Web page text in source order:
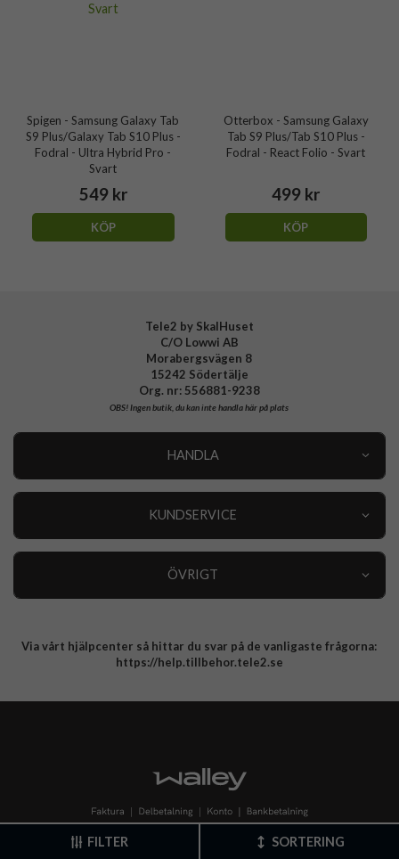
Spigen - Samsung Galaxy Tab
S9 Plus/Galaxy Tab S10 Plus -
Fodral - Ultra Hybrid Pro -
Svart
549 kr
KÖP
Otterbox - Samsung Galaxy
Tab S9 Plus/Tab S10 Plus -
Fodral - React Folio - Svart
499 kr
KÖP
FILTER SORTERING
Tele2 by SkalHuset
C/O Lowwi AB
Morabergsvägen 8
15242 Södertälje
Org. nr: 556881-9238
OBS!Ingen butik, du kan inte handla här på plats
HANDLA
KUNDSERVICE
ÖVRIGT
Integritetspolicy
Via vårt hjälpcenter så hittar du svar på de vanligaste frågorna:
https://help.tillbehor.tele2.se